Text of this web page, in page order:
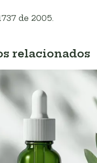
de 2005.
relacionados